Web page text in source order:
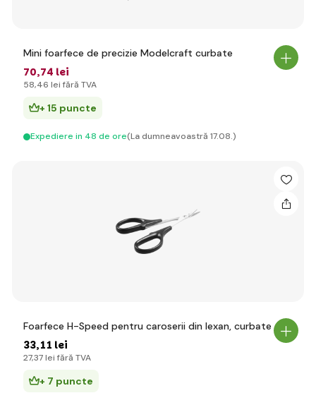
Mini foarfece de precizie Modelcraft curbate
70,74 lei
58,46 lei fără TVA
+ 15 puncte
Expediere in 48 de ore(La dumneavoastră 17.08.)
Foarfece H-Speed pentru caroserii din lexan, curbate
33,11 lei
27,37 lei fără TVA
+ 7 puncte